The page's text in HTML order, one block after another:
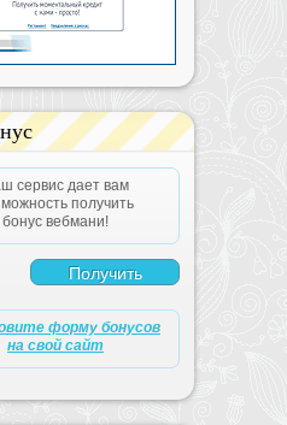
сервис дает вам
получить
бонус вебмани!
форму бонусов
на свой сайт